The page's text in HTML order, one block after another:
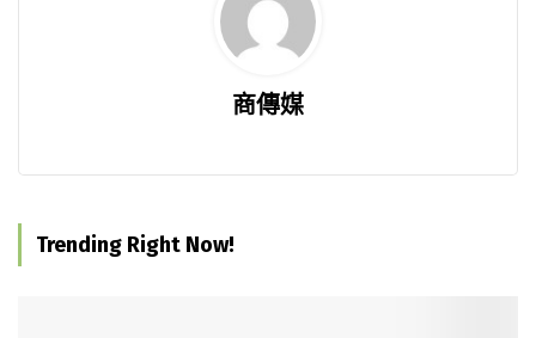
商傳媒
Trending Right Now!